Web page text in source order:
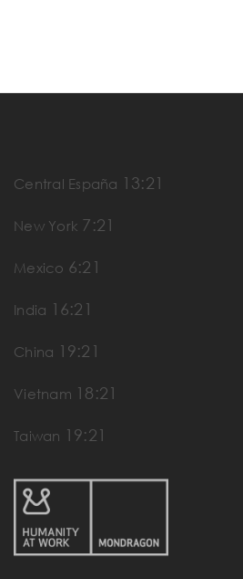
Central España 13:21
New York 7:21
Mexico 6:21
India 16:21
China 19:21
Vietnam 18:21
Taiwan 19:21